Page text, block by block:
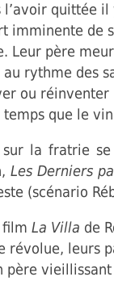
l’avoir quittée
imminente de
Leur père
au rythme des
ou réinventer
que le
sur la fratrie
Les Derniers
(scénario
film La Villa de
révolue, leurs
père